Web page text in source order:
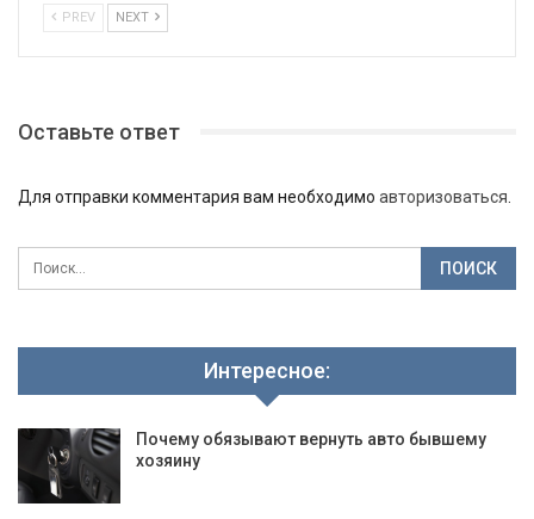
PREV NEXT
Оставьте ответ
Для отправки комментария вам необходимо авторизоваться
Интересное:
Почему обязывают вернуть авто бывшему
хозяину